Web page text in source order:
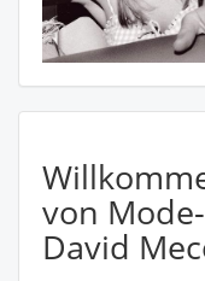
von
David